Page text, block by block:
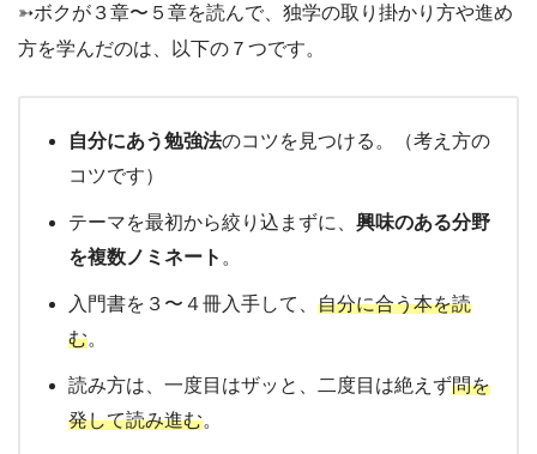
➳ボクが３章〜５章を読んで、独学の取り掛かり方や進め
方を学んだのは、以下の７つです。
自分にあう勉強法のコツを見つける。（考え方の
コツです）
テーマを最初から絞り込まずに、 興味のある分野
を複数ノミネート 。
入門書を３〜４冊入手して、 自分に合う本を読
む。
読み方は、一度目はザッと、二度目は絶えず問を
発して読み進む。